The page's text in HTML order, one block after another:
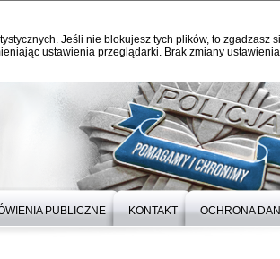
Jeśli nie blokujesz tych plików, to zgadzasz
ustawienia przeglądarki. Brak zmiany
PUBLICZNE KONTAKT OCHRONA